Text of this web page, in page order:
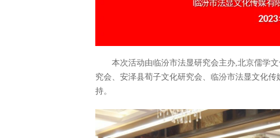
本次活动由临汾市法显研究会主办,北京儒学
究会、安泽县荀子文化研究会、临汾市法显文化
持。